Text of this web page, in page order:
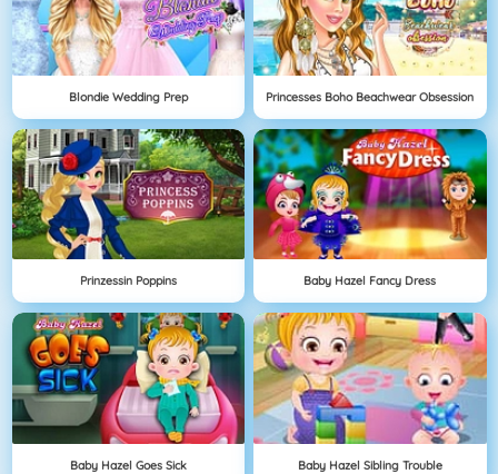
Blondie Wedding Prep Princesses Boho Beachwear Obsession
Prinzessin Poppins Baby Hazel Fancy Dress
Baby Hazel Goes Sick Baby Hazel Sibling Trouble